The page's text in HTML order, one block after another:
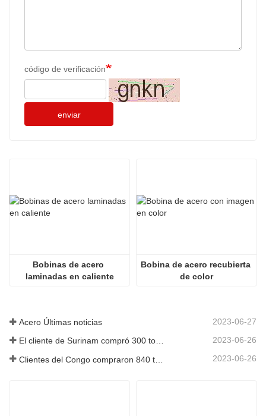
código de verificación
enviar
Bobinas de acero
laminadas en caliente
Bobina de acero recubierta
de color
Acero Últimas noticias 2023-06-27
El cliente de Surinam compró 300 toneladas de varillas corrugadas 2023-06-26
2023-06-26